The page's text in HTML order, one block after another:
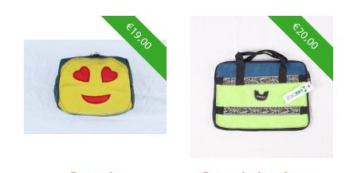
€19,00 €20,00